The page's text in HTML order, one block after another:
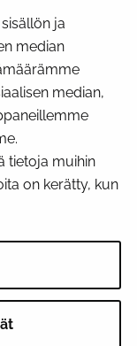
ja
median
median,
tietoja muihin
on kerätty, kun